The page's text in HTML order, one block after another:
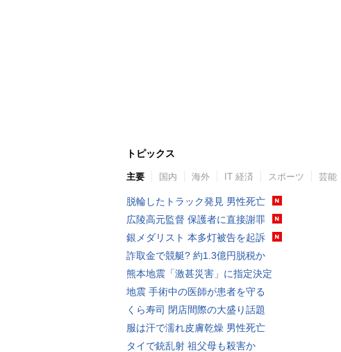
トピックス
主要 国内 海外 IT 経済 スポーツ 芸能
脱輪したトラック発見 男性死亡
広陵高元監督 保護者に直接謝罪
銀メダリスト 本多灯被告を起訴
詐取金で競艇? 約1.3億円脱税か
熊本地震「激甚災害」に指定決定
地震 手術中の医師が患者を守る
くら寿司 閉店間際の大盛り話題
服は汗で濡れ皮膚乾燥 男性死亡
タイで銃乱射 祖父母も殺害か